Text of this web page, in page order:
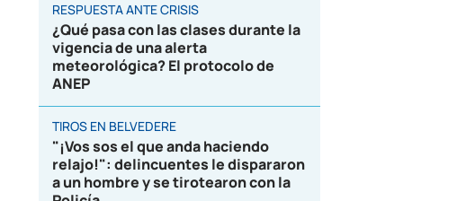
RESPUESTA ANTE CRISIS
¿Qué pasa con las clases durante la
vigencia de una alerta
meteorológica? El protocolo de
ANEP
TIROS EN BELVEDERE
"¡Vos sos el que anda haciendo
relajo!": delincuentes le dispararon
a un hombre y se tirotearon con la